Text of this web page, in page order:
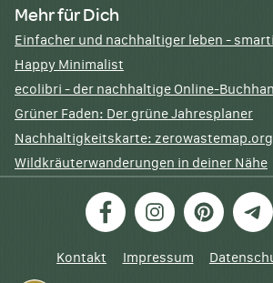
Mehr für Dich
Einfacher und nachhaltiger leben -
Happy Minimalist
ecolibri - der nachhaltige Online-
Grüner Faden: Der grüne Jahresplaner
Nachhaltigkeitskarte: zerowastemap.org
Wildkräuterwanderungen in deiner Nähe
FacebookInstagramPinterest
Kontakt Impressum